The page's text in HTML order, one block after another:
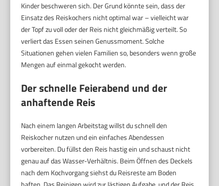
Kinder beschweren sich. Der Grund könnte sein, dass der
Einsatz des Reiskochers nicht optimal war – vielleicht war
der Topf zu voll oder der Reis nicht gleichmäßig verteilt. So
verliert das Essen seinen Genussmoment. Solche
Situationen gehen vielen Familien so, besonders wenn große
Mengen auf einmal gekocht werden.
Der schnelle Feierabend und der
anhaftende Reis
Nach einem langen Arbeitstag willst du schnell den
Reiskocher nutzen und ein einfaches Abendessen
vorbereiten. Du füllst den Reis hastig ein und schaust nicht
genau auf das Wasser-Verhältnis. Beim Öffnen des Deckels
nach dem Kochvorgang siehst du Reisreste am Boden